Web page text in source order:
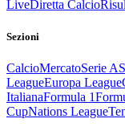
LiveDiretta Calcio
Sezioni
CalcioMercatoSerie A
LeagueEuropa League
ItalianaFormula 1
CupNations League